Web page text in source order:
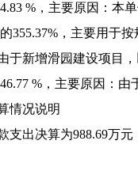
%，主要原因：本
355.37%，主要用于
于新增滑园建设项目
%，主要原因：
情况说明
出决算为988.69万